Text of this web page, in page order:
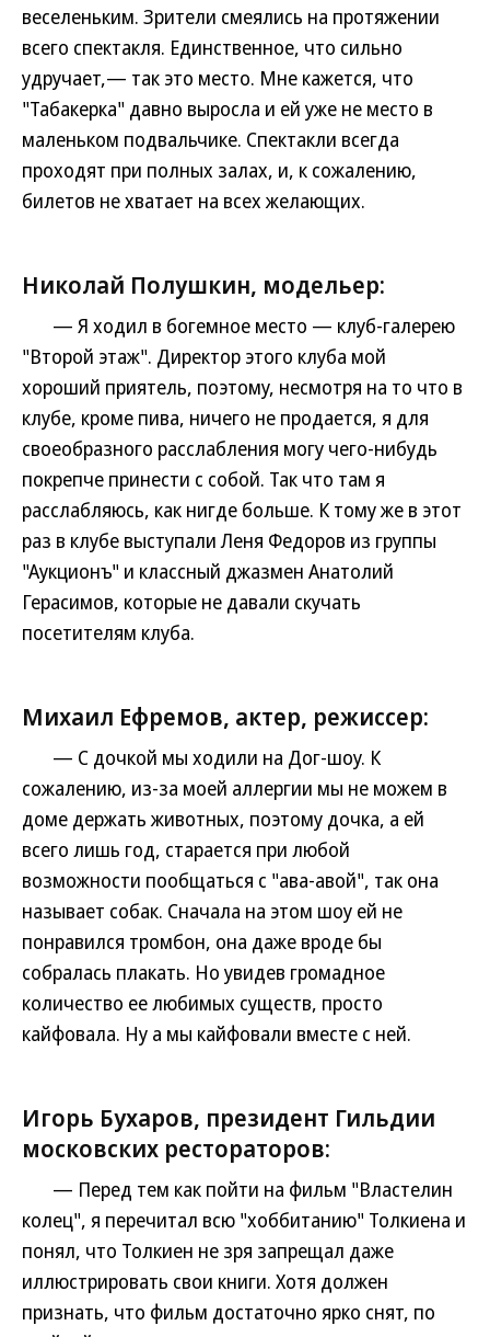
веселеньким. Зрители смеялись на протяжении
всего спектакля. Единственное, что сильно
удручает,— так это место. Мне кажется, что
"Табакерка" давно выросла и ей уже не место в
маленьком подвальчике. Спектакли всегда
проходят при полных залах, и, к сожалению,
билетов не хватает на всех желающих.
Николай Полушкин, модельер:
— Я ходил в богемное место — клуб-галерею
"Второй этаж". Директор этого клуба мой
хороший приятель, поэтому, несмотря на то что в
клубе, кроме пива, ничего не продается, я для
своеобразного расслабления могу чего-нибудь
покрепче принести с собой. Так что там я
расслабляюсь, как нигде больше. К тому же в этот
раз в клубе выступали Леня Федоров из группы
"Аукционъ" и классный джазмен Анатолий
Герасимов, которые не давали скучать
посетителям клуба.
Михаил Ефремов, актер, режиссер:
— С дочкой мы ходили на Дог-шоу. К
сожалению, из-за моей аллергии мы не можем в
доме держать животных, поэтому дочка, а ей
всего лишь год, старается при любой
возможности пообщаться с "ава-авой", так она
называет собак. Сначала на этом шоу ей не
понравился тромбон, она даже вроде бы
собралась плакать. Но увидев громадное
количество ее любимых существ, просто
кайфовала. Ну а мы кайфовали вместе с ней.
Игорь Бухаров, президент Гильдии
московских рестораторов:
— Перед тем как пойти на фильм "Властелин
колец", я перечитал всю "хоббитанию" Толкиена и
понял, что Толкиен не зря запрещал даже
иллюстрировать свои книги. Хотя должен
признать, что фильм достаточно ярко снят, по